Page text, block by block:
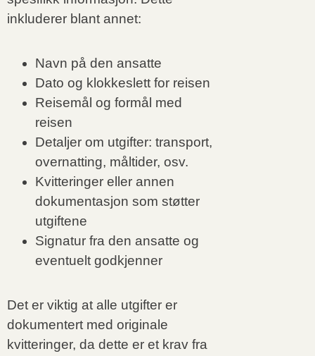
inkluderer blant annet:
Navn på den ansatte
Dato og klokkeslett for reisen
Reisemål og formål med
reisen
Detaljer om utgifter: transport,
overnatting, måltider, osv.
Kvitteringer eller annen
dokumentasjon som støtter
utgiftene
Signatur fra den ansatte og
eventuelt godkjenner
Det er viktig at alle utgifter er
dokumentert med originale
kvitteringer, da dette er et krav fra